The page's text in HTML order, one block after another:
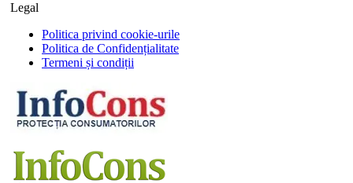
Legal
Politica privind cookie-urile
Politica de Confidențialitate
Termeni și condiții